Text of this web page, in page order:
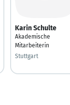
Karin Schulte
Akademische
Mitarbeiterin
Stuttgart